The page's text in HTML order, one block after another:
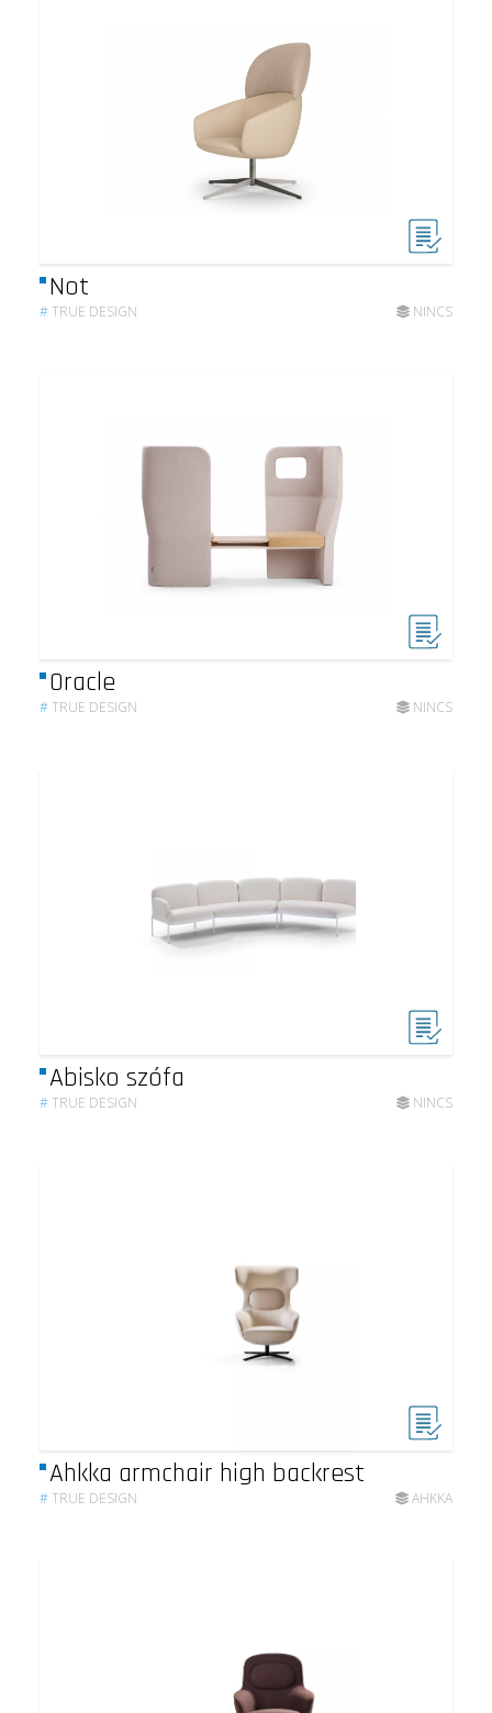
Not
#TRUE DESIGN NINCS
Oracle
#TRUE DESIGN NINCS
Abisko szófa
#TRUE DESIGN NINCS
Ahkka armchair high backrest
#TRUE DESIGN AHKKA